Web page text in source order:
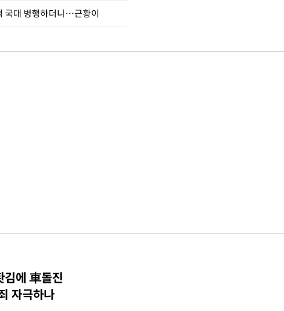
국대 병행하더니…근황이
에 車돌진
자극하나